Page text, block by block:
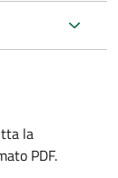
la
PDF.